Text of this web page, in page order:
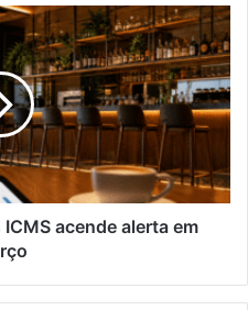
acende alerta em